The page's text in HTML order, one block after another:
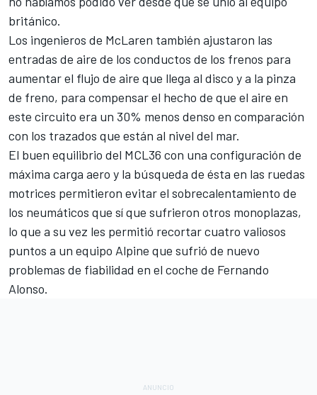
británico.
Los ingenieros de McLaren también ajustaron las
entradas de aire de los conductos de los frenos para
aumentar el flujo de aire que llega al disco y a la pinza
de freno, para compensar el hecho de que el aire en
este circuito era un 30% menos denso en comparación
con los trazados que están al nivel del mar.
El buen equilibrio del MCL36 con una configuración de
máxima carga aero y la búsqueda de ésta en las ruedas
motrices permitieron evitar el sobrecalentamiento de
los neumáticos que sí que sufrieron otros monoplazas,
lo que a su vez les permitió recortar cuatro valiosos
puntos a un equipo Alpine que sufrió de nuevo
problemas de fiabilidad en el coche de Fernando
Alonso.